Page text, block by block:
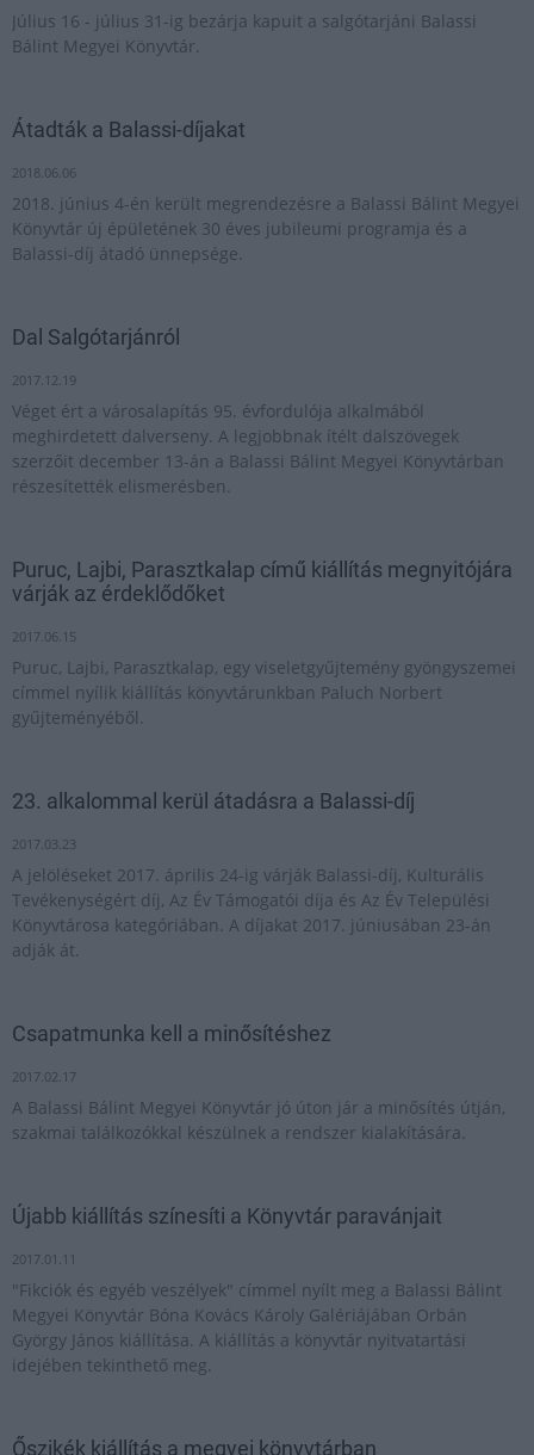
Július 16 - július 31-ig bezárja kapuit a salgótarjáni Balassi
Bálint Megyei Könyvtár.
Átadták a Balassi-díjakat
2018.06.06
2018. június 4-én került megrendezésre a Balassi Bálint Megyei
Könyvtár új épületének 30 éves jubileumi programja és a
Balassi-díj átadó ünnepsége.
Dal Salgótarjánról
2017.12.19
Véget ért a városalapítás 95. évfordulója alkalmából
meghirdetett dalverseny. A legjobbnak ítélt dalszövegek
szerzőit december 13-án a Balassi Bálint Megyei Könyvtárban
részesítették elismerésben.
Puruc, Lajbi, Parasztkalap című kiállítás megnyitójára
várják az érdeklődőket
2017.06.15
Puruc, Lajbi, Parasztkalap, egy viseletgyűjtemény gyöngyszemei
címmel nyílik kiállítás könyvtárunkban Paluch Norbert
gyűjteményéből.
23. alkalommal kerül átadásra a Balassi-díj
2017.03.23
A jelöléseket 2017. április 24-ig várják Balassi-díj, Kulturális
Tevékenységért díj, Az Év Támogatói díja és Az Év Települési
Könyvtárosa kategóriában. A díjakat 2017. júniusában 23-án
adják át.
Csapatmunka kell a minősítéshez
2017.02.17
A Balassi Bálint Megyei Könyvtár jó úton jár a minősítés útján,
szakmai találkozókkal készülnek a rendszer kialakítására.
Újabb kiállítás színesíti a Könyvtár paravánjait
2017.01.11
"Fikciók és egyéb veszélyek" címmel nyílt meg a Balassi Bálint
Megyei Könyvtár Bóna Kovács Károly Galériájában Orbán
György János kiállítása. A kiállítás a könyvtár nyitvatartási
idejében tekinthető meg.
Őszikék kiállítás a megyei könyvtárban